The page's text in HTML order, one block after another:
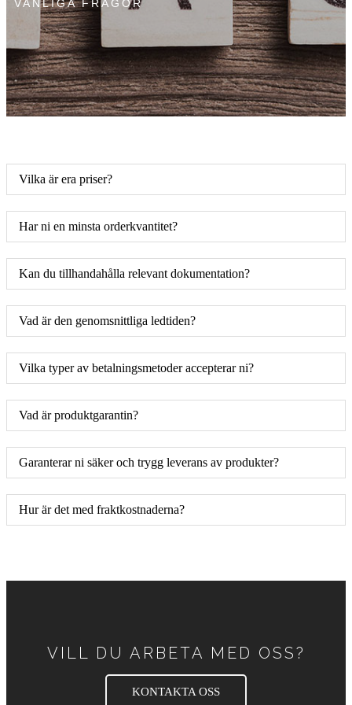
VANLIGA FRÅGOR
Vilka är era priser?
Har ni en minsta orderkvantitet?
Kan du tillhandahålla relevant dokumentation?
Vad är den genomsnittliga ledtiden?
Vilka typer av betalningsmetoder accepterar ni?
Vad är produktgarantin?
Garanterar ni säker och trygg leverans av produkter?
Hur är det med fraktkostnaderna?
VILL DU ARBETA MED OSS?
KONTAKTA OSS